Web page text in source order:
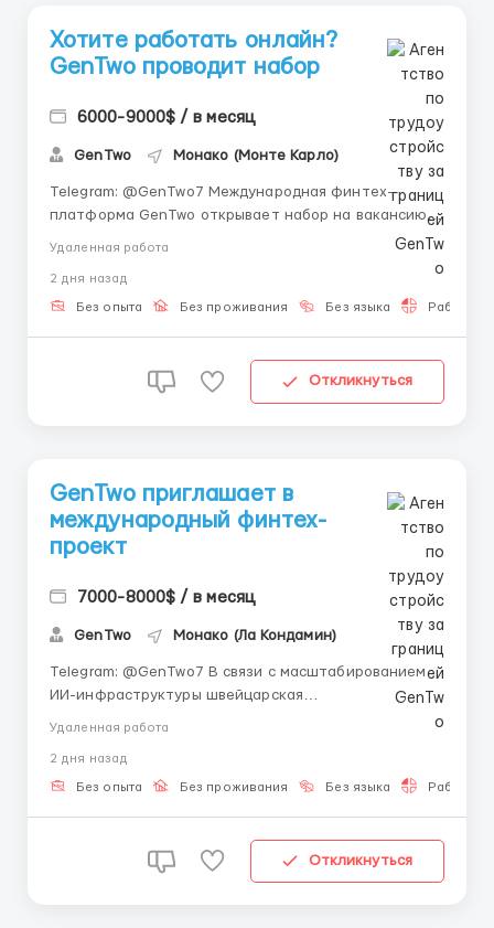
Хотите работать онлайн?
GenTwo проводит набор
6000-9000$ / в месяц
GenTwo Монако (Монте Карло)
Telegram: @GenTwo7 Международная финтех-
платформа GenTwo открывает набор на вакансию
начального уровня в рамках расширения своей AI-
финансового инжиниринга для инвестиционных
менеджеров и банковских институтов. Отсутствие
Удаленная работа
2 дня назад
Без опыта Без проживания Без языка Работа
Откликнуться
GenTwo приглашает в
международный финтех-
проект
7000-8000$ / в месяц
GenTwo Монако (Ла Кондамин)
Telegram: @GenTwo7 В связи с масштабированием
ИИ-инфраструктуры швейцарская
ориентированных на развитие в сфере Crypto & AI
Integration. Позиция не предполагает наличия
Удаленная работа
2 дня назад
Без опыта Без проживания Без языка Работа
Откликнуться